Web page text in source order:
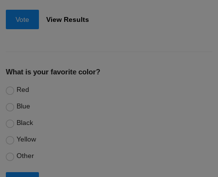
Vote View Results
What is your favorite color?
Red
Blue
Black
Yellow
Other